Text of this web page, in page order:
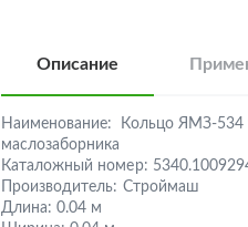
Описание
Наименование:
Кольцо ЯМЗ-534
маслозаборника
Каталожный номер:
Производитель: Строймаш
Длина: 0.04 м